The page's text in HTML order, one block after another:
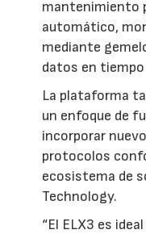
mantenimiento
automático,
mediante
datos en tiempo
La plataforma
un enfoque de
incorporar
protocolos
ecosistema de
Technology.
“El ELX3 es